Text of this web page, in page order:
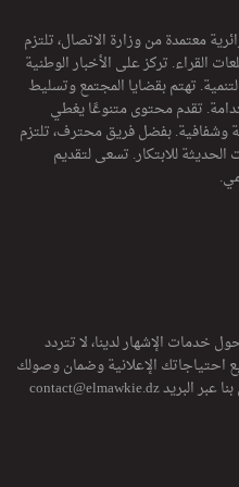
معتمدة من وزارة الاتصال، تلتزم
تركز على الأخبار الوطنية
تهتم بقضايا المجتمع وتسليط
تقدم محتوى متنوعًا يغطي
وشفافية. بفضل فريق محترف، تلتزم
للابتكار. تسعى لتقديم
خدمات الإشهار لدينا، لا تتردد
احتياجاتك الإعلانية وضمان وصولك
عبر البريدcontact@elmawkie.dz